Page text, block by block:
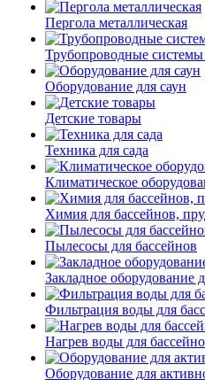
Пергола металлическая
Трубопроводные
Оборудование для саун
Детские товары
Техника для сада
Климатическое
Химия для бассейнов,
Пылесосы для бассейнов
Закладное оборудование
Фильтрация воды для
Нагрев воды для
Оборудование для